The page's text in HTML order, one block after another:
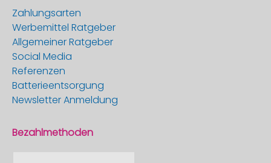
Zahlungsarten
Werbemittel Ratgeber
Allgemeiner Ratgeber
Social Media
Referenzen
Batterieentsorgung
Newsletter Anmeldung
Bezahlmethoden